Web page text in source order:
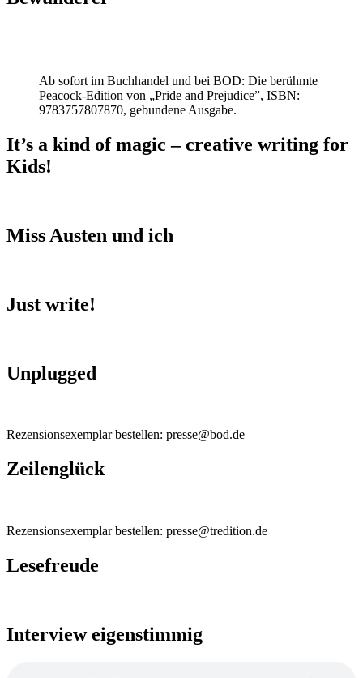
Ab sofort im Buchhandel und bei BOD: Die berühmte
Peacock-Edition von „Pride and Prejudice”, ISBN:
9783757807870, gebundene Ausgabe.
It’s a kind of magic – creative writing for
Kids!
Miss Austen und ich
Just write!
Unplugged
Rezensionsexemplar bestellen: presse@bod.de
Zeilenglück
Rezensionsexemplar bestellen: presse@tredition.de
Lesefreude
Interview eigenstimmig